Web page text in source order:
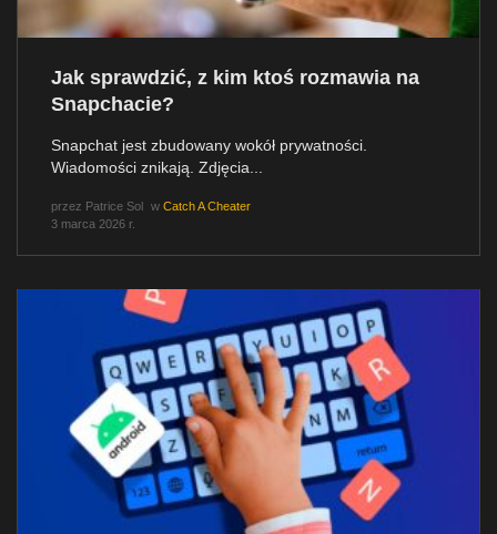
Jak sprawdzić, z kim ktoś rozmawia na
Snapchacie?
Snapchat jest zbudowany wokół prywatności.
Wiadomości znikają. Zdjęcia...
przez Patrice Sol w Catch A Cheater
3 marca 2026 r.